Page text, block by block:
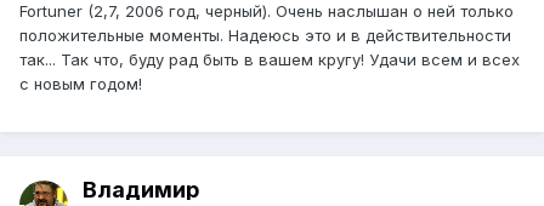
Fortuner (2,7, 2006 год, черный). Очень наслышан о ней только
положительные моменты. Надеюсь это и в действительности
так... Так что, буду рад быть в вашем кругу! Удачи всем и всех
с новым годом!
Владимир